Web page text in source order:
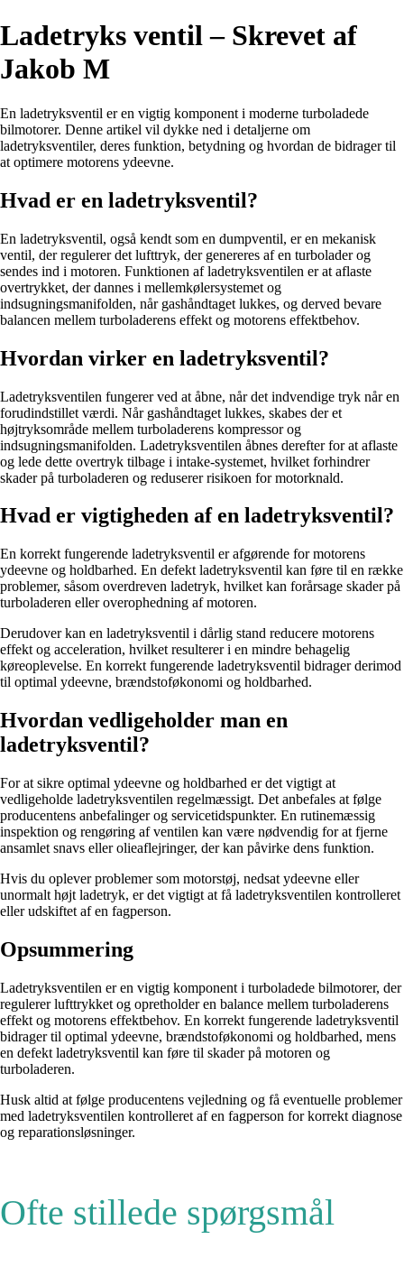
Ladetryks ventil – Skrevet af
Jakob M
En ladetryksventil er en vigtig komponent i moderne turboladede
bilmotorer. Denne artikel vil dykke ned i detaljerne om
ladetryksventiler, deres funktion, betydning og hvordan de bidrager til
at optimere motorens ydeevne.
Hvad er en ladetryksventil?
En ladetryksventil, også kendt som en dumpventil, er en mekanisk
ventil, der regulerer det lufttryk, der genereres af en turbolader og
sendes ind i motoren. Funktionen af ​​ladetryksventilen er at aflaste
overtrykket, der dannes i mellemkølersystemet og
indsugningsmanifolden, når gashåndtaget lukkes, og derved bevare
balancen mellem turboladerens effekt og motorens effektbehov.
Hvordan virker en ladetryksventil?
Ladetryksventilen fungerer ved at åbne, når det indvendige tryk når en
forudindstillet værdi. Når gashåndtaget lukkes, skabes der et
højtryksområde mellem turboladerens kompressor og
indsugningsmanifolden. Ladetryksventilen åbnes derefter for at aflaste
og lede dette overtryk tilbage i intake-systemet, hvilket forhindrer
skader på turboladeren og reduserer risikoen for motorknald.
Hvad er vigtigheden af ​​en ladetryksventil?
En korrekt fungerende ladetryksventil er afgørende for motorens
ydeevne og holdbarhed. En defekt ladetryksventil kan føre til en række
problemer, såsom overdreven ladetryk, hvilket kan forårsage skader på
turboladeren eller overophedning af motoren.
Derudover kan en ladetryksventil i dårlig stand reducere motorens
effekt og acceleration, hvilket resulterer i en mindre behagelig
køreoplevelse. En korrekt fungerende ladetryksventil bidrager derimod
til optimal ydeevne, brændstoføkonomi og holdbarhed.
Hvordan vedligeholder man en
ladetryksventil?
For at sikre optimal ydeevne og holdbarhed er det vigtigt at
vedligeholde ladetryksventilen regelmæssigt. Det anbefales at følge
producentens anbefalinger og servicetidspunkter. En rutinemæssig
inspektion og rengøring af ventilen kan være nødvendig for at fjerne
ansamlet snavs eller olieaflejringer, der kan påvirke dens funktion.
Hvis du oplever problemer som motorstøj, nedsat ydeevne eller
unormalt højt ladetryk, er det vigtigt at få ladetryksventilen kontrolleret
eller udskiftet af en fagperson.
Opsummering
Ladetryksventilen er en vigtig komponent i turboladede bilmotorer, der
regulerer lufttrykket og opretholder en balance mellem turboladerens
effekt og motorens effektbehov. En korrekt fungerende ladetryksventil
bidrager til optimal ydeevne, brændstoføkonomi og holdbarhed, mens
en defekt ladetryksventil kan føre til skader på motoren og
turboladeren.
Husk altid at følge producentens vejledning og få eventuelle problemer
med ladetryksventilen kontrolleret af en fagperson for korrekt diagnose
og reparationsløsninger.
Ofte stillede spørgsmål